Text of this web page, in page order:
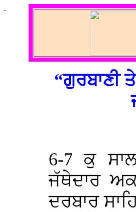
.
“ਗੁਰਬਾਣੀ
6-7 ਕੁ
ਜੱਥੇਦਾਰ
ਦਰਬਾਰ